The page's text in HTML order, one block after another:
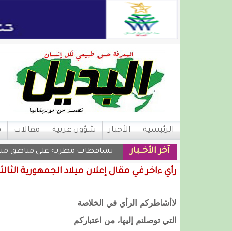
الرئيسية الأخبار شؤون عربية مقالات
آخر الأخــبار تساقطات مطرية على مناطق
رأي ءاخر في مقال إعلان ميلاد الجمهورية
لاأشاطركم الرأي في الخلاصة
التي توصلتم إليها، من اعتباركم